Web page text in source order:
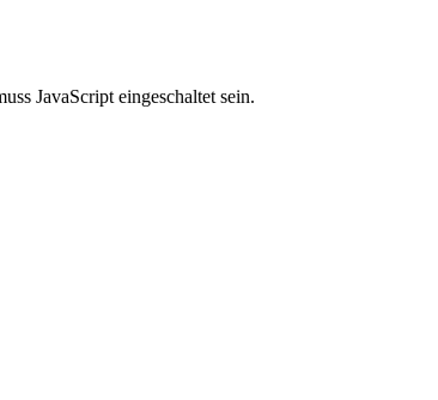
JavaScript eingeschaltet sein.